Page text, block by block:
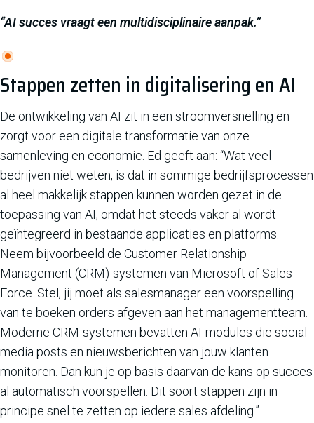
“AI succes vraagt een multidisciplinaire aanpak.”
Stappen zetten in digitalisering en AI
De ontwikkeling van AI zit in een stroomversnelling en
zorgt voor een digitale transformatie van onze
samenleving en economie. Ed geeft aan: “Wat veel
bedrijven niet weten, is dat in sommige bedrijfsprocessen
al heel makkelijk stappen kunnen worden gezet in de
toepassing van AI, omdat het steeds vaker al wordt
geïntegreerd in bestaande applicaties en platforms.
Neem bijvoorbeeld de Customer Relationship
Management (CRM)-systemen van Microsoft of Sales
Force. Stel, jij moet als salesmanager een voorspelling
van te boeken orders afgeven aan het managementteam.
Moderne CRM-systemen bevatten AI-modules die social
media posts en nieuwsberichten van jouw klanten
monitoren. Dan kun je op basis daarvan de kans op succes
al automatisch voorspellen. Dit soort stappen zijn in
principe snel te zetten op iedere sales afdeling.”